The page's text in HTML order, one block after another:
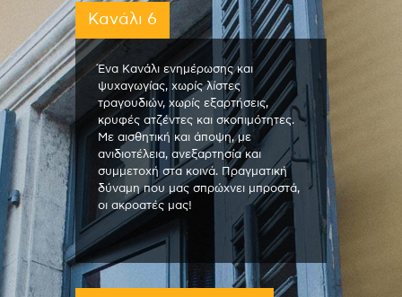
Κανάλι 6
Ένα Κανάλι ενημέρωσης και
ψυχαγωγίας, χωρίς λίστες
τραγουδιών, χωρίς εξαρτήσεις,
κρυφές ατζέντες και σκοπιμότητες.
Με αισθητική και άποψη, με
ανιδιοτέλεια, ανεξαρτησία και
συμμετοχή στα κοινά. Πραγματική
δύναμη που μας σπρώχνει μπροστά,
οι ακροατές μας!